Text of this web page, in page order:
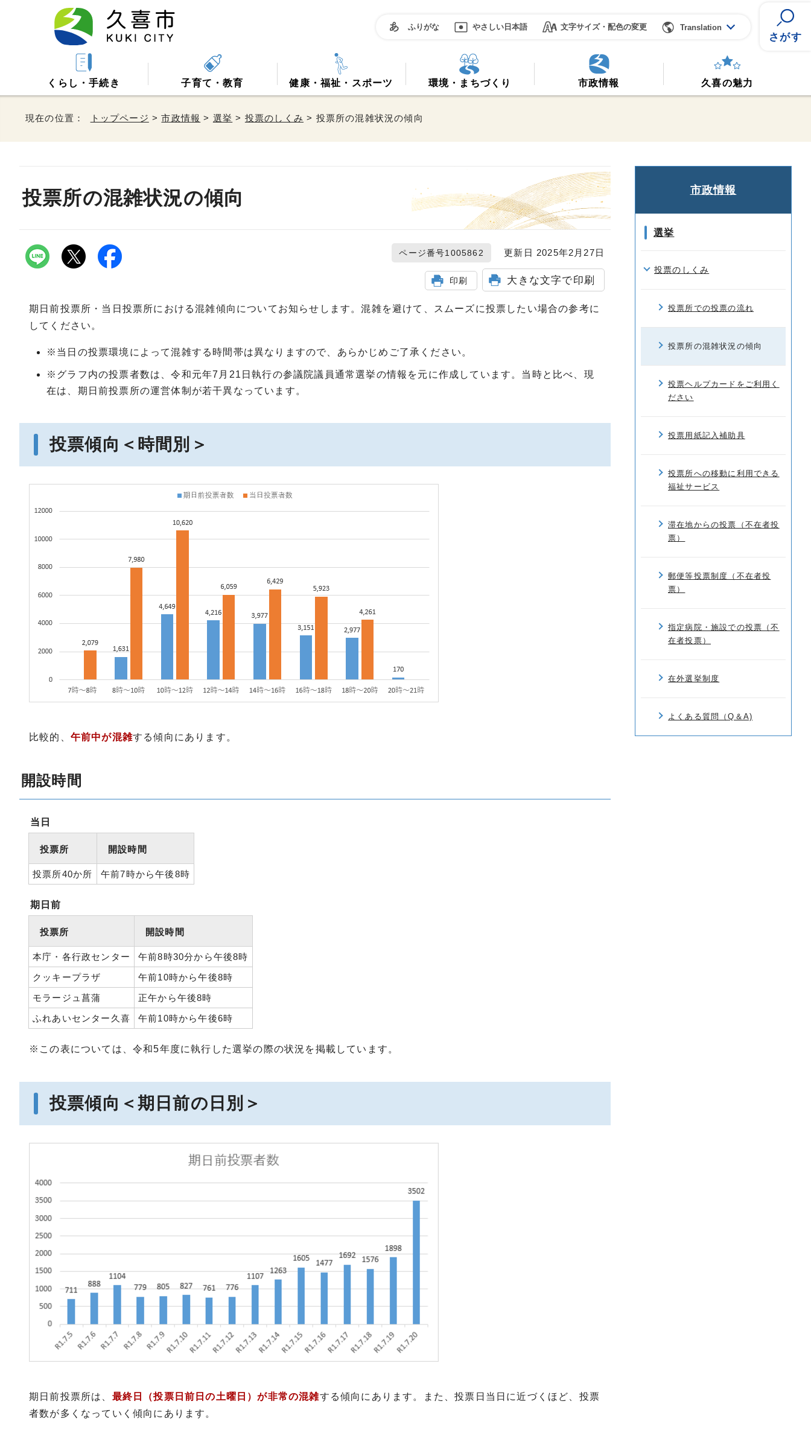
ふりがな やさしい日本語 文字サイズ・配色の変更 Translation
さがす
くらし・手続き 子育て・教育 健康・福祉・スポーツ 環境・まちづくり 市政情報 久喜の魅力
現在の位置： トップページ >市政情報 > 選挙 > 投票のしくみ > 投票所の混雑状況の傾向
投票所の混雑状況の傾向
ページ番号1005862 更新日 2025年2月27日
印刷 大きな文字で印刷
期日前投票所・当日投票所における混雑傾向についてお知らせします。混雑を避けて、スムーズに投票したい場合の参考に
してください。
※当日の投票環境によって混雑する時間帯は異なりますので、あらかじめご了承ください。
※グラフ内の投票者数は、令和元年7月21日執行の参議院議員通常選挙の情報を元に作成しています。当時と比べ、現
在は、期日前投票所の運営体制が若干異なっています。
投票傾向＜時間別＞
比較的、 午前中が混雑する傾向にあります。
開設時間
当日
投票所 開設時間
投票所40か所 午前7時から午後8時
期日前
投票所 開設時間
本庁・各行政センター
午前8時30分から午後8時
クッキープラザ
午前10時から午後8時
モラージュ菖蒲
正午から午後8時
ふれあいセンター久喜
午前10時から午後6時
※この表については、令和5年度に執行した選挙の際の状況を掲載しています。
投票傾向＜期日前の日別＞
期日前投票所は、 最終日（投票日前日の土曜日）が非常の混雑する傾向にあります。また、投票日当日に近づくほど、投票
者数が多くなっていく傾向にあります。
市政情報
選挙
投票のしくみ
投票所での投票の流れ
投票所の混雑状況の傾向
投票ヘルプカードをご利用く
ださい
投票用紙記入補助具
投票所への移動に利用できる
福祉サービス
滞在地からの投票（不在者投
票）
郵便等投票制度（不在者投
票）
指定病院・施設での投票（不
在者投票）
在外選挙制度
よくある質問（Q＆A)